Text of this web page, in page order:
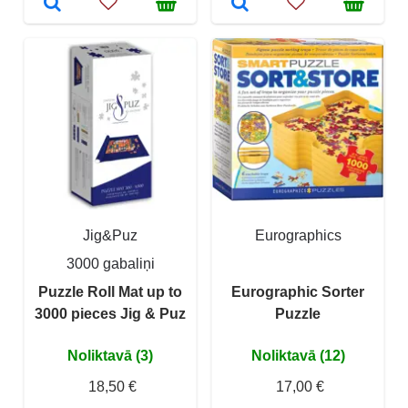
Jig&Puz
3000 gabaliņi
Puzzle Roll Mat up to
3000 pieces Jig & Puz
Noliktavā (3)
18,50 €
Eurographics
Eurographic Sorter
Puzzle
Noliktavā (12)
17,00 €